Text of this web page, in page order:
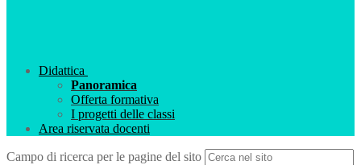
Didattica
Panoramica
Offerta formativa
I progetti delle classi
Area riservata docenti
Campo di ricerca per le pagine del sito